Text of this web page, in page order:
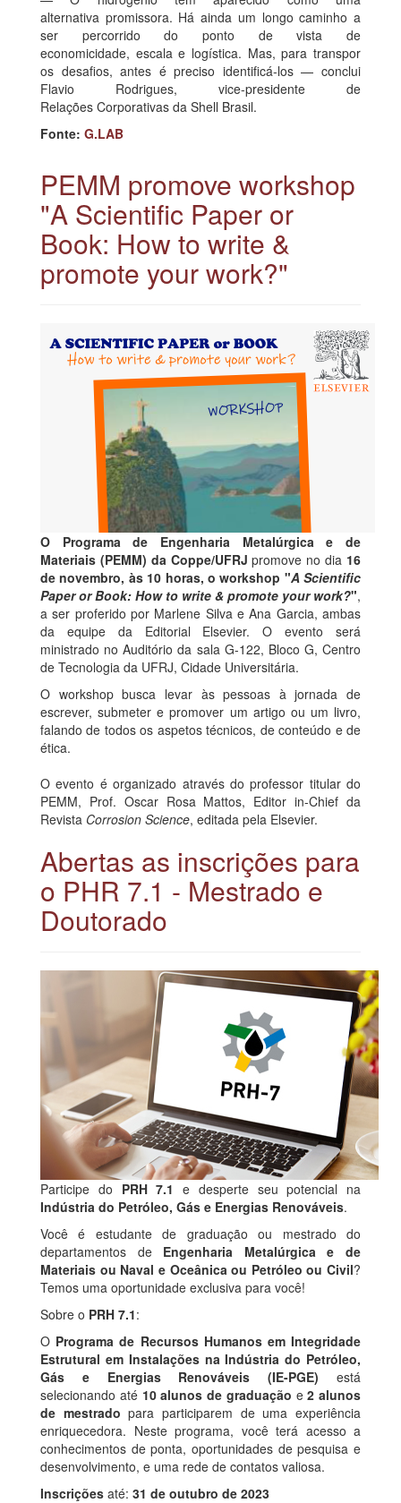
alternativa promissora. Há ainda um longo caminho a
ser percorrido do ponto de vista de
economicidade, escala e logística. Mas, para transpor
os desafios, antes é preciso identificá-los — conclui
Flavio Rodrigues, vice-presidente de
Relações Corporativas da Shell Brasil.
Fonte: G.LAB
PEMM promove workshop
"A Scientific Paper or
Book: How to write &
promote your work?"
O Programa de Engenharia Metalúrgica e de
Materiais (PEMM) da Coppe/UFRJ promove no dia 16
de novembro, às 10 horas, o workshop "A Scientific
Paper or Book: How to write & promote your work?",
a ser proferido por Marlene Silva e Ana Garcia, ambas
da equipe da Editorial Elsevier. O evento será
ministrado no Auditório da sala G-122, Bloco G, Centro
de Tecnologia da UFRJ, Cidade Universitária.
O workshop busca levar às pessoas à jornada de
escrever, submeter e promover um artigo ou um livro,
falando de todos os aspetos técnicos, de conteúdo e de
ética.
O evento é organizado através do professor titular do
PEMM, Prof. Oscar Rosa Mattos, Editor in-Chief da
Revista Corrosion Science, editada pela Elsevier.
Abertas as inscrições para
o PHR 7.1 - Mestrado e
Doutorado
Participe do PRH 7.1 e desperte seu potencial na
Indústria do Petróleo, Gás e Energias Renováveis.
Você é estudante de graduação ou mestrado do
departamentos de Engenharia Metalúrgica e de
Materiais ou Naval e Oceânica ou Petróleo ou Civil?
Temos uma oportunidade exclusiva para você!
Sobre o PRH 7.1:
O Programa de Recursos Humanos em Integridade
Estrutural em Instalações na Indústria do Petróleo,
Gás e Energias Renováveis (IE-PGE) está
selecionando até 10 alunos de graduação e2 alunos
de mestrado para participarem de uma experiência
enriquecedora. Neste programa, você terá acesso a
conhecimentos de ponta, oportunidades de pesquisa e
desenvolvimento, e uma rede de contatos valiosa.
Inscrições até: 31 de outubro de 2023